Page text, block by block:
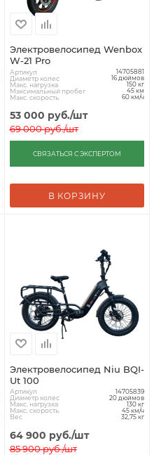
Электровелосипед Wenbox
W-21 Pro
Артикул 14705881
Диаметр колес 16 дюймов
Макс. нагрузка 150 кг
Максимальный пробег 45 км
Макс. скорость 60 км/ч
53 000 руб./шт
69 000руб./шт
СВЯЗАТЬСЯ С ЭКСПЕРТОМ
В КОРЗИНУ
Электровелосипед Niu BQI-
Ut 100
Артикул 14705839
Диаметр колес 20 дюймов
Макс. нагрузка 130 кг
Макс. скорость 45 км/ч
Вес 32,75 кг
64 900 руб./шт
85 900руб./шт